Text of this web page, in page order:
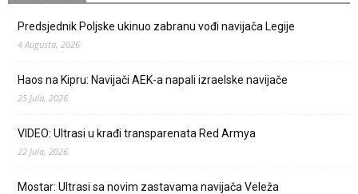
Predsjednik Poljske ukinuo zabranu vođi navijača Legije
4 Augusta, 2026
Haos na Kipru: Navijači AEK-a napali izraelske navijače
25 Jula, 2026
VIDEO: Ultrasi u krađi transparenata Red Armya
22 Jula, 2026
Mostar: Ultrasi sa novim zastavama navijača Veleža